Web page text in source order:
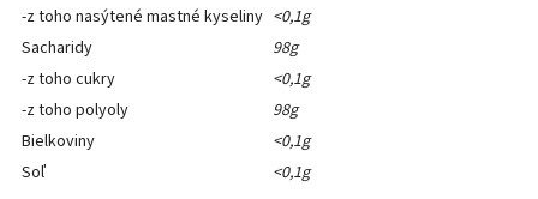
-z toho nasýtené mastné kyseliny <0,1g
Sacharidy
98g
-z toho cukry
<0,1g
-z toho polyoly
98g
Bielkoviny
<0,1g
Soľ
<0,1g